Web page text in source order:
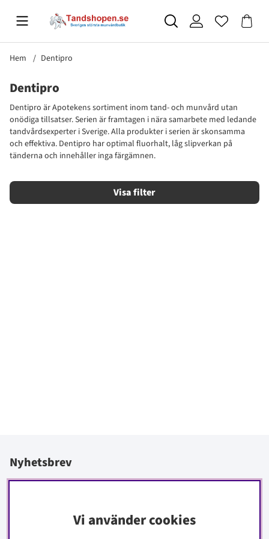
Hem Dentipro
Dentipro
Dentipro är Apotekens sortiment inom tand- och munvård utan
onödiga tillsatser. Serien är framtagen i nära samarbete med ledande
tandvårdsexperter i Sverige. Alla produkter i serien är skonsamma
och effektiva. Dentipro har optimal fluorhalt, låg slipverkan på
tänderna och innehåller inga färgämnen.
Filtrera
Nyhetsbrev
Vi använder cookies